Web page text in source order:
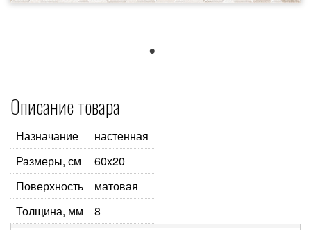
Описание товара
Назначание
настенная
Размеры, см
60x20
Поверхность
матовая
Толщина, мм
8